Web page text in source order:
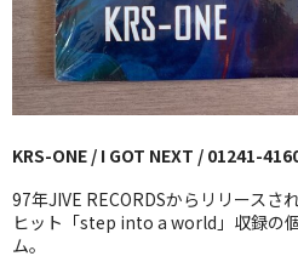
全商品
JAZZ-US
BLUE NOTE
JAZZ-EU
JAZZ-JP
KRS-ONE / I GOT NEXT / 01241-
97年JIVE RECORDSからリリースさ
ヒット「step into a world」収録の
ム。